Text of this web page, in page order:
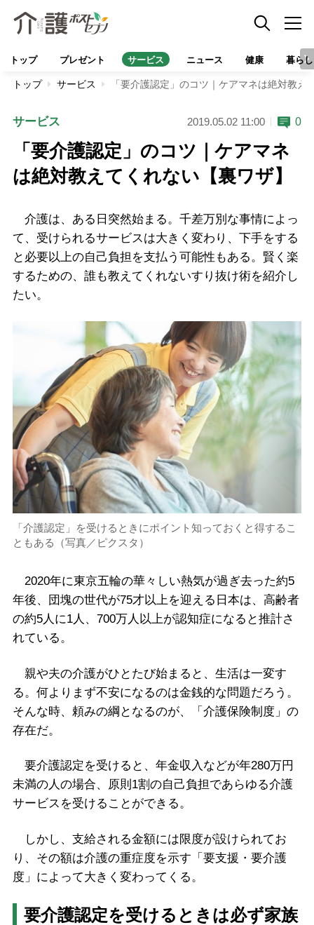
トップ プレゼント サービス ニュース 健康 暮らし
トップ サービス 「要介護認定」のコツ｜ケアマネは絶対教え
サービス 2019.05.02 11:00 0
「要介護認定」のコツ｜ケアマネ
は絶対教えてくれない【裏ワザ】
介護は、ある日突然始まる。千差万別な事情によっ
て、受けられるサービスは大きく変わり、下手をする
と必要以上の自己負担を支払う可能性もある。賢く楽
するための、誰も教えてくれないすり抜け術を紹介し
たい。
「介護認定」を受けるときにポイント知っておくと得するこ
ともある（写真／ピクスタ）
2020年に東京五輪の華々しい熱気が過ぎ去った約5
年後、団塊の世代が75才以上を迎える日本は、高齢者
の約5人に1人、700万人以上が認知症になると推計さ
れている。
親や夫の介護がひとたび始まると、生活は一変す
る。何よりまず不安になるのは金銭的な問題だろう。
そんな時、頼みの綱となるのが、「介護保険制度」の
存在だ。
要介護認定を受けると、年金収入などが年280万円
未満の人の場合、原則1割の自己負担であらゆる介護
サービスを受けることができる。
しかし、支給される金額には限度が設けられてお
り、その額は介護の重症度を示す「要支援・要介護
度」によって大きく変わってくる。
要介護認定を受けるときは必ず家族